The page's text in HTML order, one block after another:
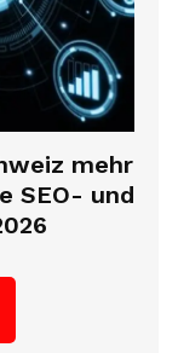
mehr
SEO- und